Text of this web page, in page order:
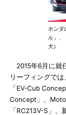
ホンダ
ル」
大）
2015年6月に就
リーフィングで
「EV-Cub
Concept」、
「RC213V-S」、